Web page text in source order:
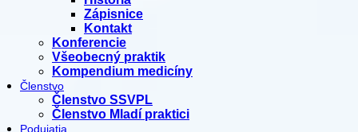
Zápisnice
Kontakt
Konferencie
Všeobecný praktik
Kompendium medicíny
Členstvo
Členstvo SSVPL
Členstvo Mladí praktici
Podujatia